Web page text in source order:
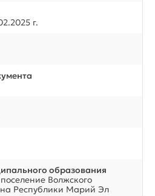
г.
образования
Волжского
Республики Марий Эл